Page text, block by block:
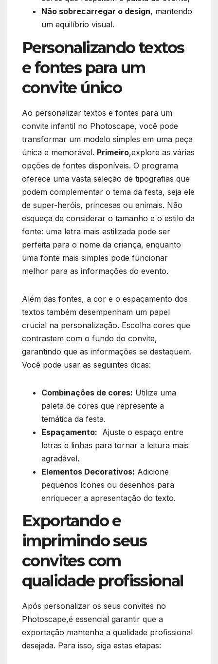
Não sobrecarregar o design, mantendo
um equilíbrio visual.
Personalizando textos
e fontes para um
convite único
Ao personalizar textos e ‍fontes para um
convite infantil no‍ Photoscape, você pode​
transformar ‌um modelo simples em uma peça
única e memorável. Primeiro,explore as várias
opções de⁢ fontes disponíveis. O programa
oferece uma vasta seleção de​ tipografias que
podem complementar o tema da festa, seja ele​
de super-heróis, princesas ou animais. Não
esqueça de considerar o tamanho e o estilo‍ da
fonte:​ uma letra mais estilizada ⁣pode ser
perfeita para o nome da criança, enquanto
uma fonte mais simples pode funcionar​
melhor para as informações do evento.
Além das fontes, ‌a cor e o espaçamento dos
textos também desempenham um papel
crucial na personalização. Escolha ⁣cores que
contrastem com o ​fundo do convite,
garantindo que as informações se destaquem.
Você pode usar as seguintes dicas:
Combinações de cores: Utilize uma
paleta de cores que represente a
temática da festa.
Espaçamento: ⁣ Ajuste o espaço entre
letras e linhas para tornar a leitura mais
agradável.
Elementos​ Decorativos: Adicione
pequenos ícones ou desenhos para
enriquecer a apresentação do texto.
Exportando e
imprimindo seus
convites com
qualidade profissional
Após personalizar os seus convites no
Photoscape,é essencial garantir que a​
exportação mantenha a qualidade profissional
desejada. Para isso, siga estas etapas: